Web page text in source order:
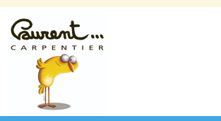
LaurentCarpentier.be